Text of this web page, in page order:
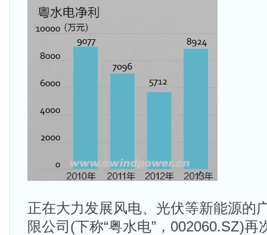
正在大力发展风电、光伏等新能源的
限公司(下称“粤水电”，002060.SZ)